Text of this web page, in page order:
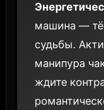
машина —
судьбы.
манипура
ждите